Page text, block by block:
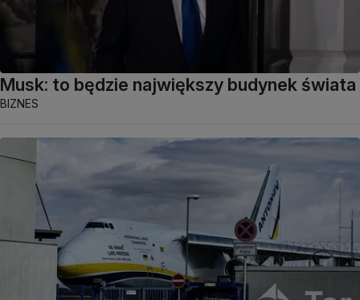
Musk: to będzie największy budynek świata
BIZNES